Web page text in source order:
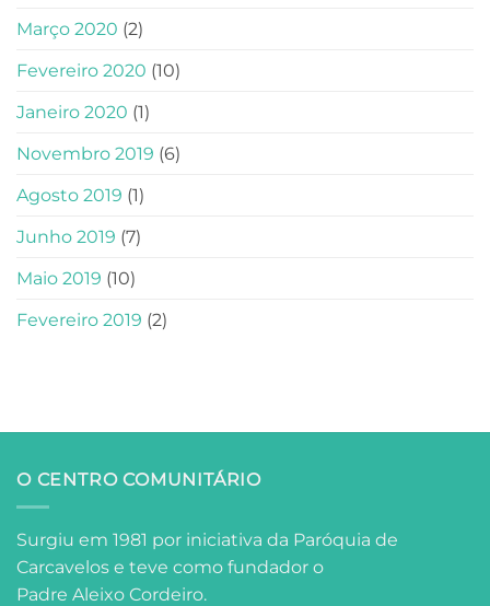
Março 2020 (2)
Fevereiro 2020 (10)
Janeiro 2020 (1)
Novembro 2019 (6)
Agosto 2019 (1)
Junho 2019 (7)
Maio 2019 (10)
Fevereiro 2019 (2)
O CENTRO COMUNITÁRIO
Surgiu em 1981 por iniciativa da Paróquia de
Carcavelos e teve como fundador o
Padre Aleixo Cordeiro.